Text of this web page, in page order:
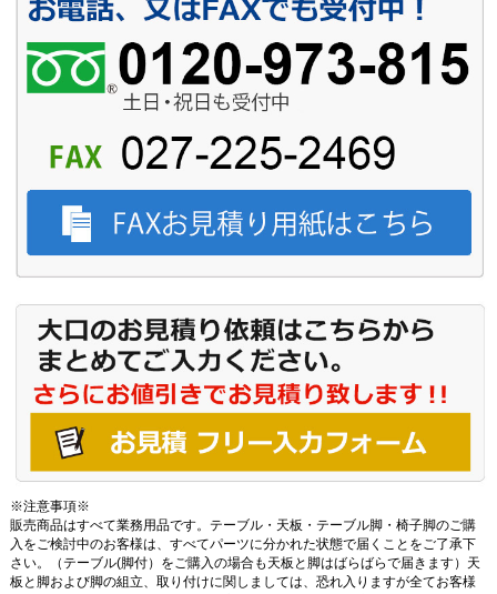
※注意事項※
販売商品はすべて業務用品です。テーブル・天板・テーブル脚・椅子脚のご購
入をご検討中のお客様は、すべてパーツに分かれた状態で届くことをご了承下
さい。（テーブル(脚付）をご購入の場合も天板と脚はばらばらで届きます）天
板と脚および脚の組立、取り付けに関しましては、恐れ入りますが全てお客様